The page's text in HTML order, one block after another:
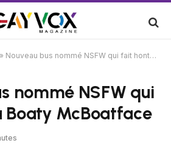
» Nouveau bus nommé NSFW qui fait honte à Boaty McBoatface
nommé NSFW qui
McBoatface